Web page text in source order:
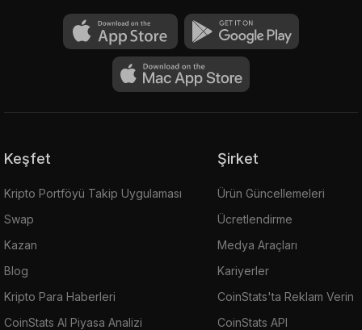
Keşfet
Kripto Portföyü Takip Uygulaması
Swap
Kazan
Blog
Kripto Para Haberleri
CoinStats AI Piyasa Analizi
Şirket
Ürün Güncellemeleri
Ücretlendirme
Medya Araçları
Kariyerler
CoinStats'ta Reklam Verin
CoinStats API